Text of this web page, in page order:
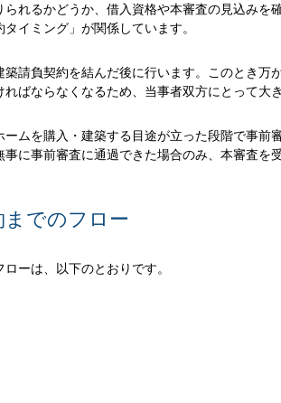
れるかどうか、借入資格や本審査の見込みを
イミング」が関係しています。
請負契約を結んだ後に行います。このとき万
ばならなくなるため、当事者双方にとって大
ムを購入・建築する目途が立った段階で事前
に事前審査に通過できた場合のみ、本審査を
までのフロー
ーは、以下のとおりです。